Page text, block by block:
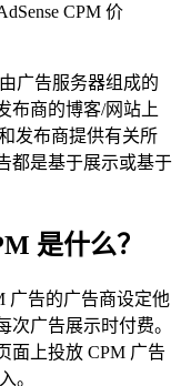
广告服务器组成的
布商的博客/网站上
发布商提供有关所
都是基于展示或基于
是什么？
广告的广告商设定他
广告展示时付费。
面上投放 CPM 广告
。